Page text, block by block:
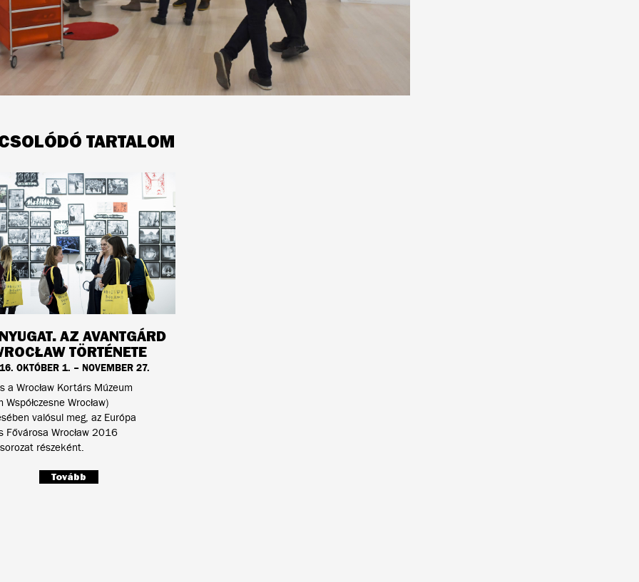
TARTALOM
AZ AVANTGÁRD
TÖRTÉNETE
OKTÓBER 1. – NOVEMBER 27.
a Wrocław Kortárs Múzeum
Współczesne Wrocław)
valósul meg, az Európa
Fővárosa Wrocław 2016
részeként.
Tovább